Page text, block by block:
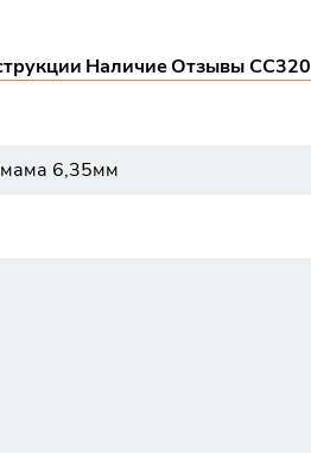
НаличиеОтзывы CC320
мама 6,35мм